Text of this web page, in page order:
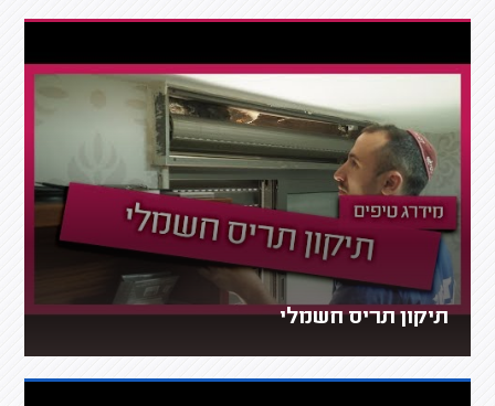
תיקון תריס חשמלי